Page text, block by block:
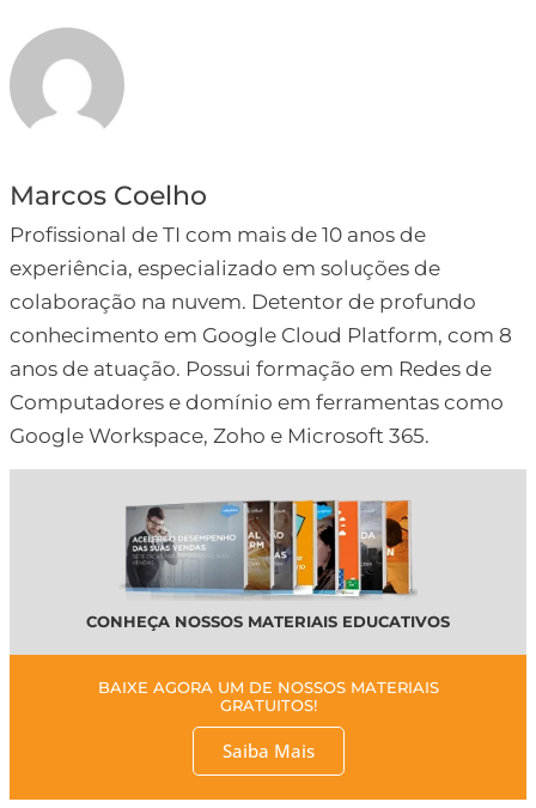
Marcos Coelho
Profissional de TI com mais de 10 anos de
experiência, especializado em soluções de
colaboração na nuvem. Detentor de profundo
conhecimento em Google Cloud Platform, com 8
anos de atuação. Possui formação em Redes de
Computadores e domínio em ferramentas como
Google Workspace, Zoho e Microsoft 365.
CONHEÇA NOSSOS MATERIAIS EDUCATIVOS
BAIXE AGORA UM DE NOSSOS MATERIAIS
GRATUITOS!
Saiba Mais